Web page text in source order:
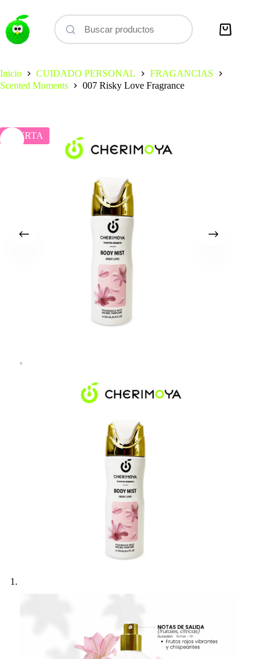
contenido
Carro
Inicio
CUIDADO PERSONAL
FRAGANCIAS
Scented Moments
007 Risky Love Fragrance
OFERTA